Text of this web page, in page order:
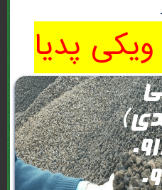
پدیا